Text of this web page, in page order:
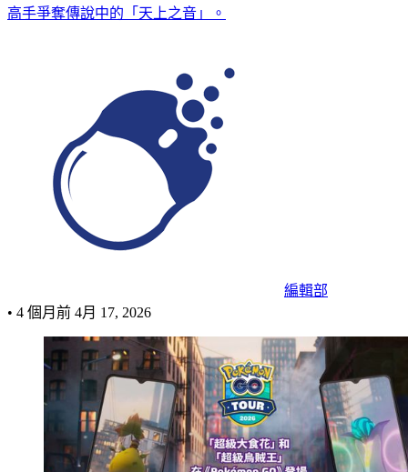
高手爭奪傳說中的「天上之音」。
編輯部
• 4 個月前 4月 17, 2026